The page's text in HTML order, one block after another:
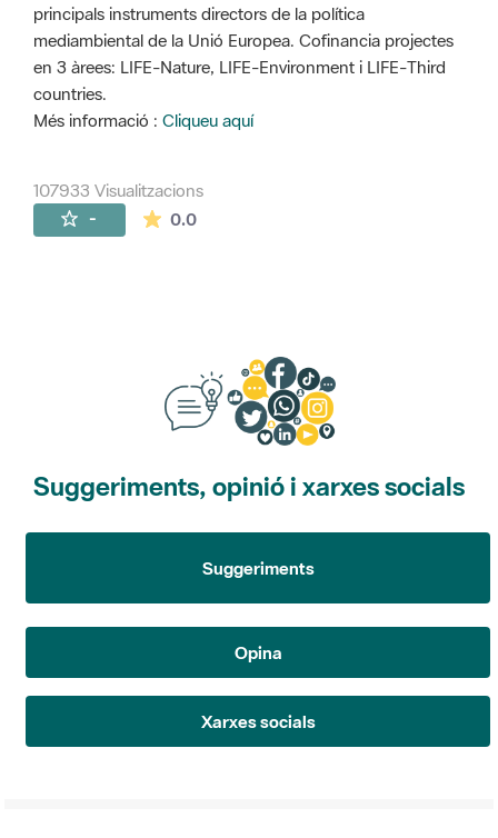
principals instruments directors de la política
mediambiental de la Unió Europea. Cofinancia projectes
en 3 àrees: LIFE-Nature, LIFE-Environment i LIFE-Third
countries.
Més informació : Cliqueu aquí
107933 Visualitzacions
- 0.0La mitjana de les valoracions és de 0
Suggeriments, opinió i xarxes socials
Suggeriments
Opina
Xarxes socials